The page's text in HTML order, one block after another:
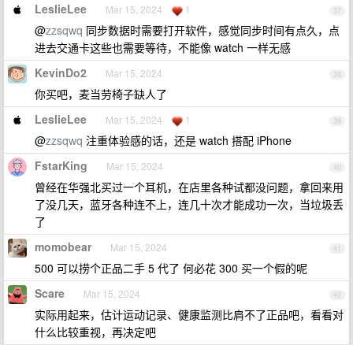
37
LeslieLee Mar 15, 2024 1
@zzsqwq 同步数据时需要打开软件，感觉同步时间有点久，点
进去交通卡这些也需要等待，不能像 watch 一样无感
38
KevinDo2 Mar 15, 2024
你买吧，麦当劳椅子缺人了
39
LeslieLee Mar 15, 2024 1
@zzsqwq 注重体验感的话，还是 watch 搭配 iPhone
40
FstarKing Mar 15, 2024
曾经在华强北买过一个耳机，在店里各种试都没问题，拿回来用
了没几天，蓝牙各种连不上，连几十次才能成功一次，当垃圾丢
了
41
momobear Mar 15, 2024
500 可以捞个正品二手 5 代了 何必花 300 买一个假的呢
42
Scare Mar 15, 2024
实际用起来，估计运动记录、健康监测比肩不了正品吧，看看对
什么比较重视，再决定吧